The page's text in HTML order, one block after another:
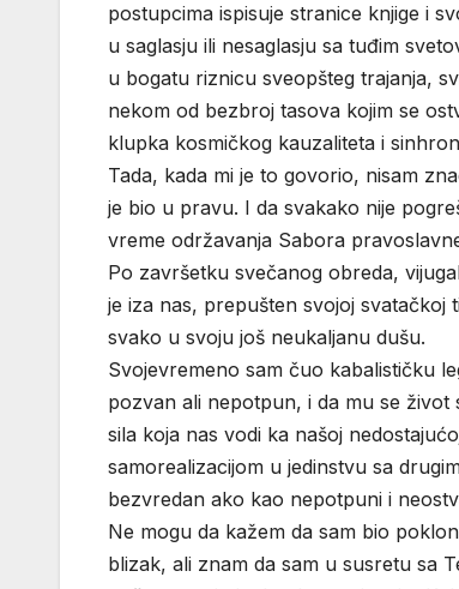
postupcima ispisuje stranice knjige i
u saglasju ili nesaglasju sa tuđim
u bogatu riznicu sveopšteg trajanja,
nekom od bezbroj tasova kojim se
klupka kosmičkog kauzaliteta i
Tada, kada mi je to govorio, nisam
je bio u pravu. I da svakako nije
vreme održavanja Sabora
Po završetku svečanog obreda,
je iza nas, prepušten svojoj svatačkoj
svako u svoju još neukaljanu dušu.
Svojevremeno sam čuo kabalističku
pozvan ali nepotpun, i da mu se
sila koja nas vodi ka našoj
samorealizacijom u jedinstvu sa
bezvredan ako kao nepotpuni i
Ne mogu da kažem da sam bio
blizak, ali znam da sam u susretu sa